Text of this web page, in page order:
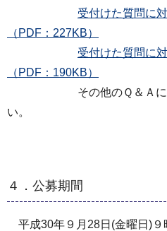
受付けた質問に
（PDF：227KB）
受付けた質問に
（PDF：190KB）
その他のＱ＆Ａについ
い。
４．公募期間
平成30年９月28日(金曜日)９